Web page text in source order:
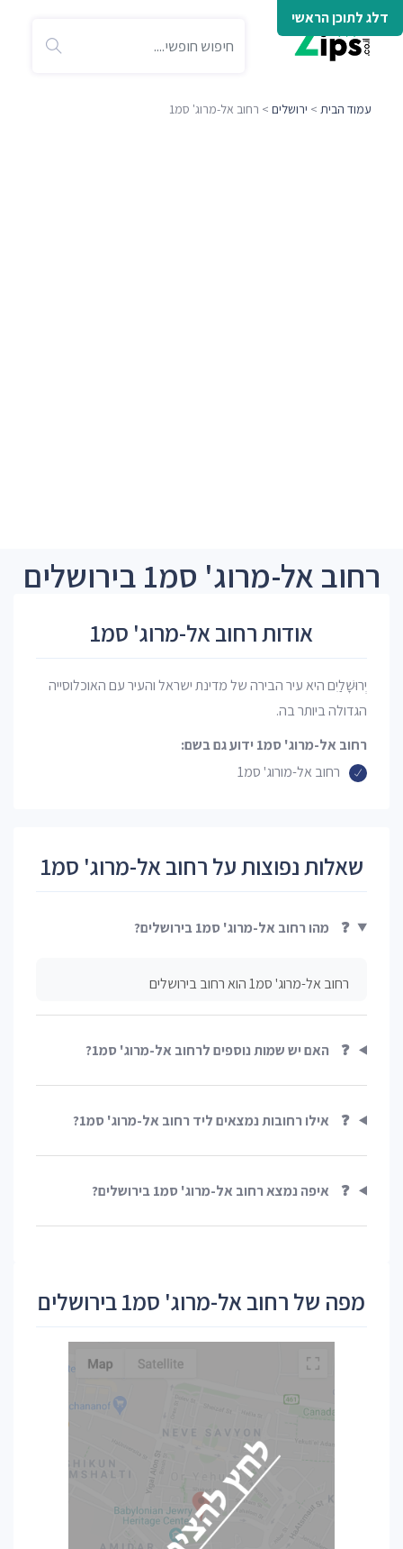
דלג לתוכן הראשי
עמוד הבית > ירושלים > רחוב אל-מרוג' סמ1
רחוב אל-מרוג' סמ1 בירושלים
אודות רחוב אל-מרוג' סמ1
יְרוּשָׁלַיִם היא עיר הבירה של מדינת ישראל והעיר עם האוכלוסייה
הגדולה ביותר בה.
רחוב אל-מרוג' סמ1 ידוע גם בשם:
רחוב אל-מורוג' סמ1
שאלות נפוצות על רחוב אל-מרוג' סמ1
❓ מהו רחוב אל-מרוג' סמ1 בירושלים?
רחוב אל-מרוג' סמ1 הוא רחוב בירושלים
❓ האם יש שמות נוספים לרחוב אל-מרוג' סמ1?
❓ אילו רחובות נמצאים ליד רחוב אל-מרוג' סמ1?
❓ איפה נמצא רחוב אל-מרוג' סמ1 בירושלים?
מפה של רחוב אל-מרוג' סמ1 בירושלים